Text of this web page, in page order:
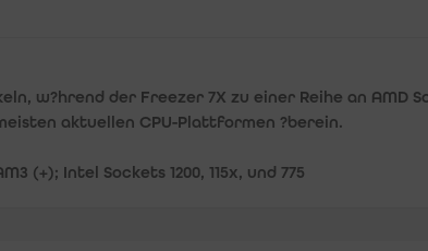
w?hrend der Freezer 7X zu einer Reihe an AMD
aktuellen CPU-Plattformen ?berein.
(+); Intel Sockets 1200, 115x, und 775